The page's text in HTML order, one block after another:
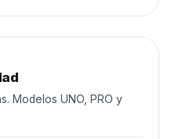
Modelos UNO, PRO y